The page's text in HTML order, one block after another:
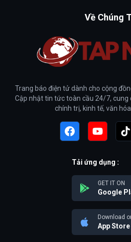
Về Chúng
Trang báo điện tử dành cho cộng
Cập nhật tin tức toàn cầu 24/7,
chính trị, kinh tế, văn
Tải ứng dụng :
GET IT ON
Google
Download
App Store